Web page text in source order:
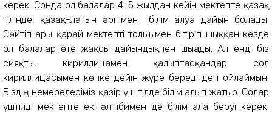
керек. Сонда ол балалар 4-5 жылдан кейін мектепте қазақ
тілінде, қазақ-латын әрпімен білім алуға дайын болады.
Сөйтіп ары қарай мектепті толығымен бітіріп шыққан кезде
ол балалар өте жақсы дайындықпен шығады. Ал енді біз
сияқты, кириллицамен қалыптасқандар сол
кириллицасымен көпке дейін жүре береді деп ойлаймын.
Біздің немерелеріміз қазір үш тілде білім алып жатыр. Солар
үштілді мектепте екі әліпбимен де білім ала беруі керек.